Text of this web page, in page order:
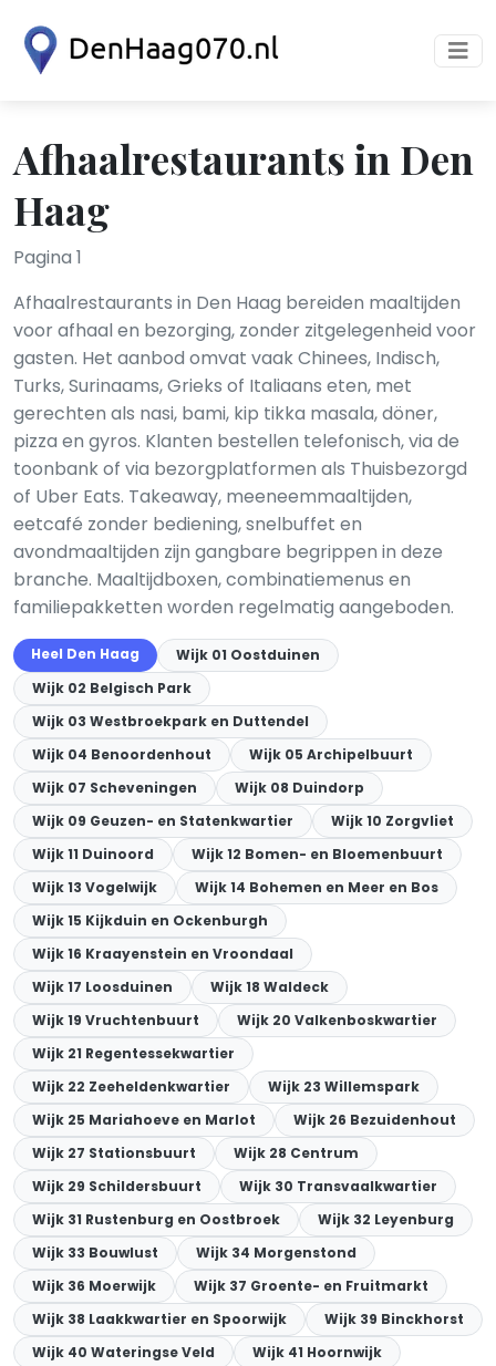
Afhaalrestaurants in Den
Haag
Pagina 1
Afhaalrestaurants in Den Haag bereiden maaltijden
voor afhaal en bezorging, zonder zitgelegenheid voor
gasten. Het aanbod omvat vaak Chinees, Indisch,
Turks, Surinaams, Grieks of Italiaans eten, met
gerechten als nasi, bami, kip tikka masala, döner,
pizza en gyros. Klanten bestellen telefonisch, via de
toonbank of via bezorgplatformen als Thuisbezorgd
of Uber Eats. Takeaway, meeneem­maaltijden,
eetcafé zonder bediening, snelbuffet en
avondmaaltijden zijn gangbare begrippen in deze
branche. Maaltijdboxen, combinatiemenus en
familiepakketten worden regelmatig aangeboden.
Heel Den Haag
Wijk 01 Oostduinen
Wijk 02 Belgisch Park
Wijk 03 Westbroekpark en Duttendel
Wijk 04 Benoordenhout
Wijk 05 Archipelbuurt
Wijk 07 Scheveningen
Wijk 08 Duindorp
Wijk 09 Geuzen- en Statenkwartier
Wijk 10 Zorgvliet
Wijk 11 Duinoord
Wijk 12 Bomen- en Bloemenbuurt
Wijk 13 Vogelwijk
Wijk 14 Bohemen en Meer en Bos
Wijk 15 Kijkduin en Ockenburgh
Wijk 16 Kraayenstein en Vroondaal
Wijk 17 Loosduinen
Wijk 18 Waldeck
Wijk 19 Vruchtenbuurt
Wijk 20 Valkenboskwartier
Wijk 21 Regentessekwartier
Wijk 22 Zeeheldenkwartier
Wijk 23 Willemspark
Wijk 25 Mariahoeve en Marlot
Wijk 26 Bezuidenhout
Wijk 27 Stationsbuurt
Wijk 28 Centrum
Wijk 29 Schildersbuurt
Wijk 30 Transvaalkwartier
Wijk 31 Rustenburg en Oostbroek
Wijk 32 Leyenburg
Wijk 33 Bouwlust
Wijk 34 Morgenstond
Wijk 36 Moerwijk
Wijk 37 Groente- en Fruitmarkt
Wijk 38 Laakkwartier en Spoorwijk
Wijk 39 Binckhorst
Wijk 40 Wateringse Veld
Wijk 41 Hoornwijk